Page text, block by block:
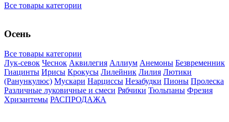
Все товары категории
Осень
Все товары категории
Лук-севок Чеснок Аквилегия Аллиум Анемоны Безвременник
Гиацинты Ирисы Крокусы Лилейник Лилия Лютики
(Ранункулюс) Мускари Нарцисcы Незабудки Пионы Пролеска
Различные луковичные и смеси Рябчики Тюльпаны Фрезия
Хризантемы РАСПРОДАЖА